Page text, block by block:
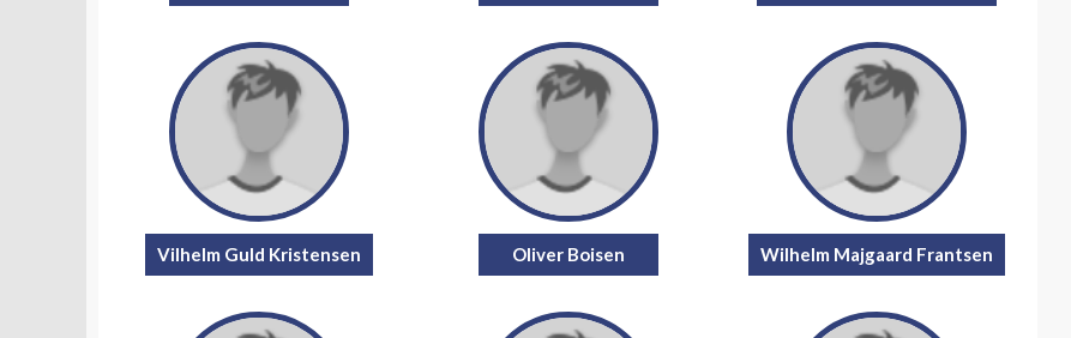
Vilhelm Guld Kristensen Oliver Boisen Wilhelm Majgaard Frantsen